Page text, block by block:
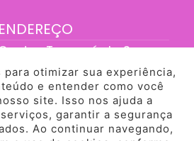
ENDEREÇO
Tangará da Serra -
78300-095
pela HEYBROTHERS
otimizar sua experiência,
e entender como você
site. Isso nos ajuda a
garantir a segurança
Ao continuar navegando,